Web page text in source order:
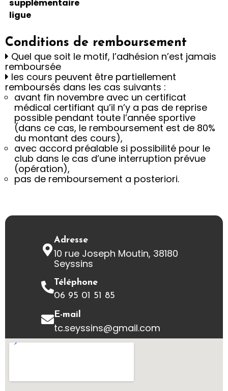
supplémentaire
ligue
Conditions de remboursement
Quel que soit le motif, l’adhésion n’est jamais
remboursée
les cours peuvent être partiellement
remboursés dans les cas suivants :
avant fin novembre avec un certificat
médical certifiant qu’il n’y a pas de reprise
possible pendant toute l’année sportive
(dans ce cas, le remboursement est de 80%
du montant des cours),
avec accord préalable si possibilité pour le
club dans le cas d’une interruption prévue
(opération),
pas de remboursement a posteriori.
Adresse
10 rue Joseph Moutin, 38180
Seyssins
Téléphone
06 95 01 51 85
E-mail
tc.seyssins@gmail.com